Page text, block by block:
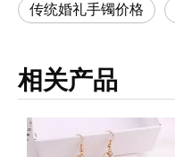
传统婚礼手镯价格
相关产品